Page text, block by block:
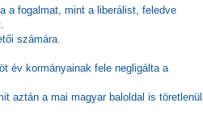
a fogalmat, mint a liberálist, feledve
számára.
év kormányainak fele negligálta a
aztán a mai magyar baloldal is töretlenül